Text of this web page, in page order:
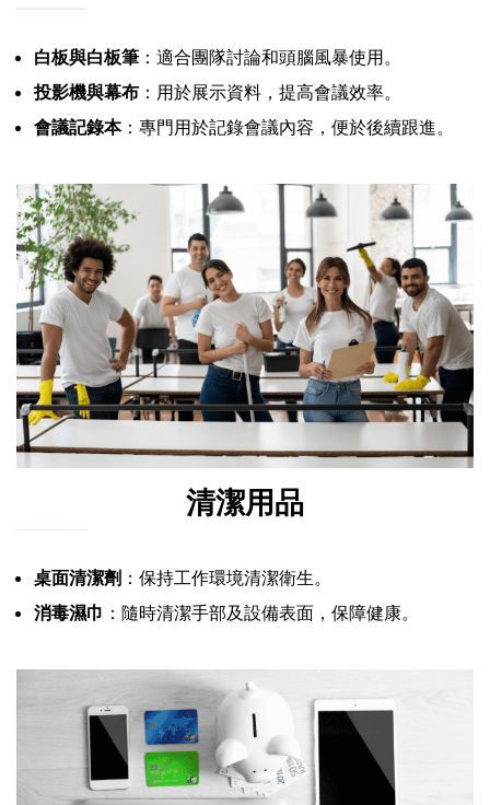
白板與白板筆 ：適合團隊討論和頭腦風暴使用。
投影機與幕布 ：用於展示資料，提高會議效率。
會議記錄本：專門用於記錄會議內容，便於後續跟進。
清潔用品
桌面清潔劑 ：保持工作環境清潔衛生。
消毒濕巾 ：隨時清潔手部及設備表面，保障健康。